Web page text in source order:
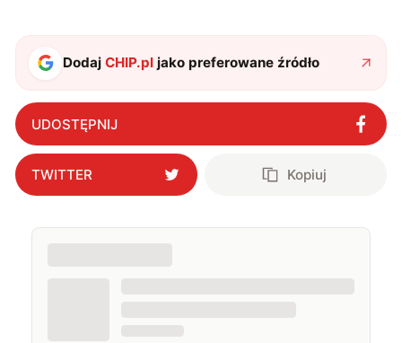
także uprawiać oraz oglądać sport.
DodajCHIP.pl jako preferowane źródło
UDOSTĘPNIJ
TWITTER Kopiuj